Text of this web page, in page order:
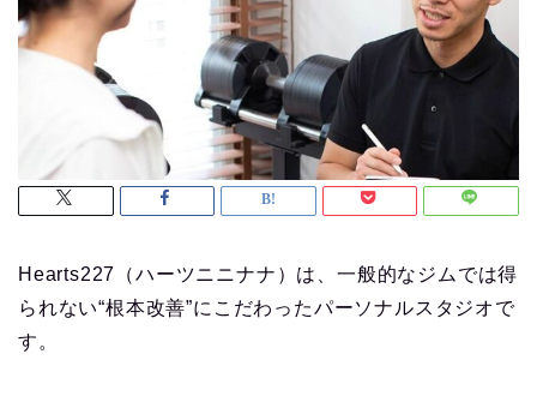
Hearts227（ハーツニニナナ）は、一般的なジムでは得
られない“根本改善”にこだわったパーソナルスタジオで
す。